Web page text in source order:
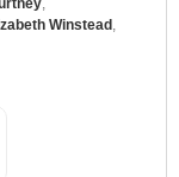
Winstead